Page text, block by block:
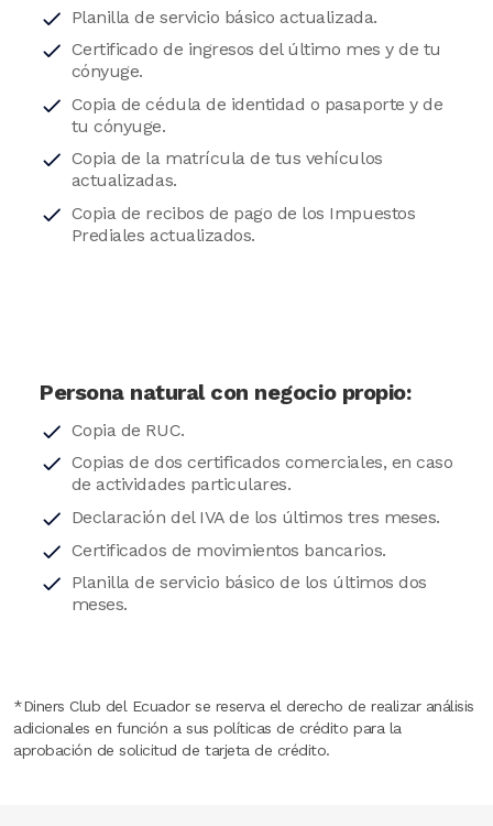
Planilla de servicio básico actualizada.
Certificado de ingresos del último mes y de tu
cónyuge.
Copia de cédula de identidad o pasaporte y de
tu cónyuge.
Copia de la matrícula de tus vehículos
actualizadas.
Copia de recibos de pago de los Impuestos
Prediales actualizados.
Persona natural con negocio propio:
Copia de RUC.
Copias de dos certificados comerciales, en caso
de actividades particulares.
Declaración del IVA de los últimos tres meses.
Certificados de movimientos bancarios.
Planilla de servicio básico de los últimos dos
meses.
*Diners Club del Ecuador se reserva el derecho de realizar análisis
adicionales en función a sus políticas de crédito para la
aprobación de solicitud de tarjeta de crédito.